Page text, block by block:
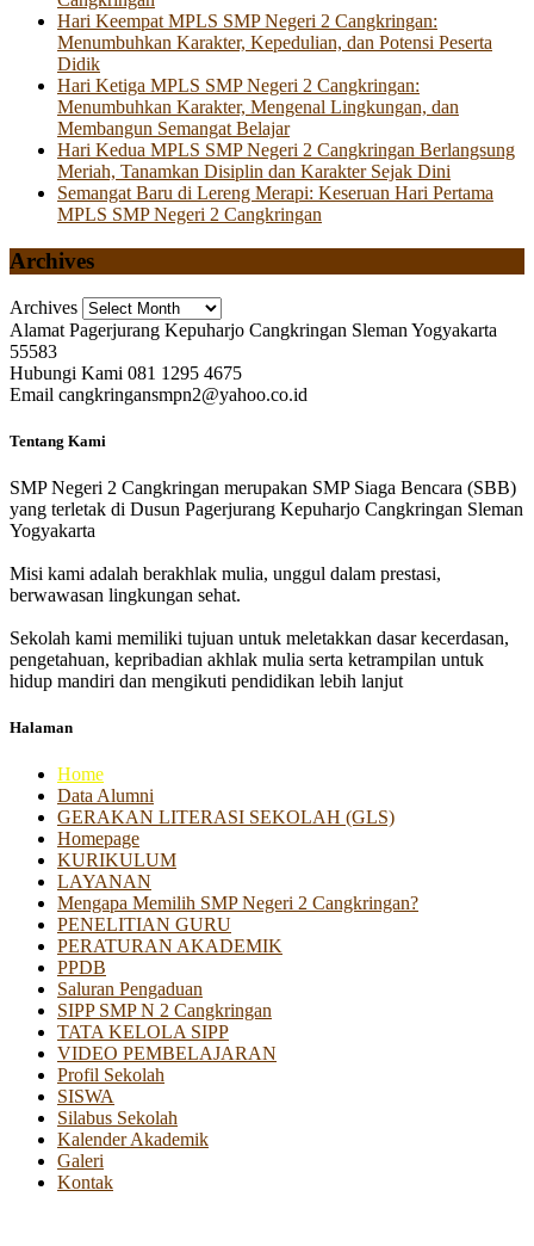
Hari Keempat MPLS SMP Negeri 2 Cangkringan:
Menumbuhkan Karakter, Kepedulian, dan Potensi Peserta
Didik
Hari Ketiga MPLS SMP Negeri 2 Cangkringan:
Menumbuhkan Karakter, Mengenal Lingkungan, dan
Membangun Semangat Belajar
Hari Kedua MPLS SMP Negeri 2 Cangkringan Berlangsung
Meriah, Tanamkan Disiplin dan Karakter Sejak Dini
Semangat Baru di Lereng Merapi: Keseruan Hari Pertama
MPLS SMP Negeri 2 Cangkringan
Archives
Archives
Alamat Pagerjurang Kepuharjo Cangkringan Sleman Yogyakarta
55583
Hubungi Kami 081 1295 4675
Email cangkringansmpn2@yahoo.co.id
Tentang Kami
SMP Negeri 2 Cangkringan merupakan SMP Siaga Bencara (SBB)
yang terletak di Dusun Pagerjurang Kepuharjo Cangkringan Sleman
Yogyakarta
Misi kami adalah berakhlak mulia, unggul dalam prestasi,
berwawasan lingkungan sehat.
Sekolah kami memiliki tujuan untuk meletakkan dasar kecerdasan,
pengetahuan, kepribadian akhlak mulia serta ketrampilan untuk
hidup mandiri dan mengikuti pendidikan lebih lanjut
Halaman
Home
Data Alumni
GERAKAN LITERASI SEKOLAH (GLS)
Homepage
KURIKULUM
LAYANAN
Mengapa Memilih SMP Negeri 2 Cangkringan?
PENELITIAN GURU
PERATURAN AKADEMIK
PPDB
Saluran Pengaduan
SIPP SMP N 2 Cangkringan
TATA KELOLA SIPP
VIDEO PEMBELAJARAN
Profil Sekolah
SISWA
Silabus Sekolah
Kalender Akademik
Galeri
Kontak